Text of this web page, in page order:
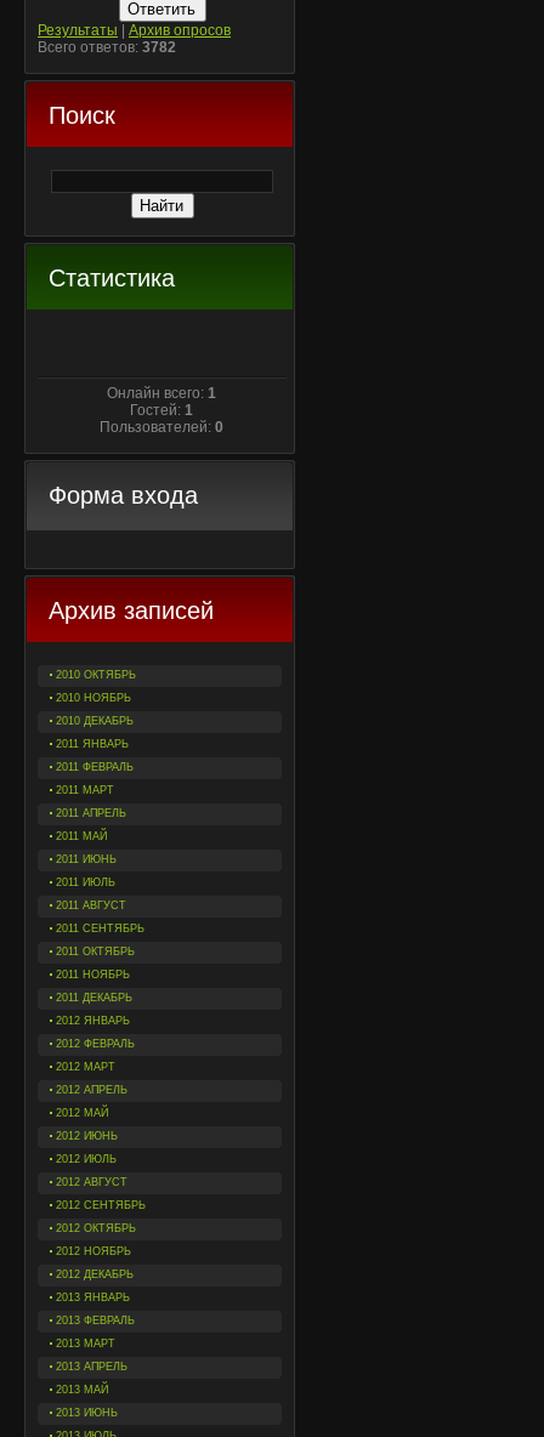
Результаты
Архив опросов
Всего ответов: 3782
Поиск
Статистика
Онлайн всего:1
Гостей:1
Пользователей:0
Форма входа
Архив записей
2010 ОКТЯБРЬ
2010 НОЯБРЬ
2010 ДЕКАБРЬ
2011 ЯНВАРЬ
2011 ФЕВРАЛЬ
2011 МАРТ
2011 АПРЕЛЬ
2011 МАЙ
2011 ИЮНЬ
2011 ИЮЛЬ
2011 АВГУСТ
2011 СЕНТЯБРЬ
2011 ОКТЯБРЬ
2011 НОЯБРЬ
2011 ДЕКАБРЬ
2012 ЯНВАРЬ
2012 ФЕВРАЛЬ
2012 МАРТ
2012 АПРЕЛЬ
2012 МАЙ
2012 ИЮНЬ
2012 ИЮЛЬ
2012 АВГУСТ
2012 СЕНТЯБРЬ
2012 ОКТЯБРЬ
2012 НОЯБРЬ
2012 ДЕКАБРЬ
2013 ЯНВАРЬ
2013 ФЕВРАЛЬ
2013 МАРТ
2013 АПРЕЛЬ
2013 МАЙ
2013 ИЮНЬ